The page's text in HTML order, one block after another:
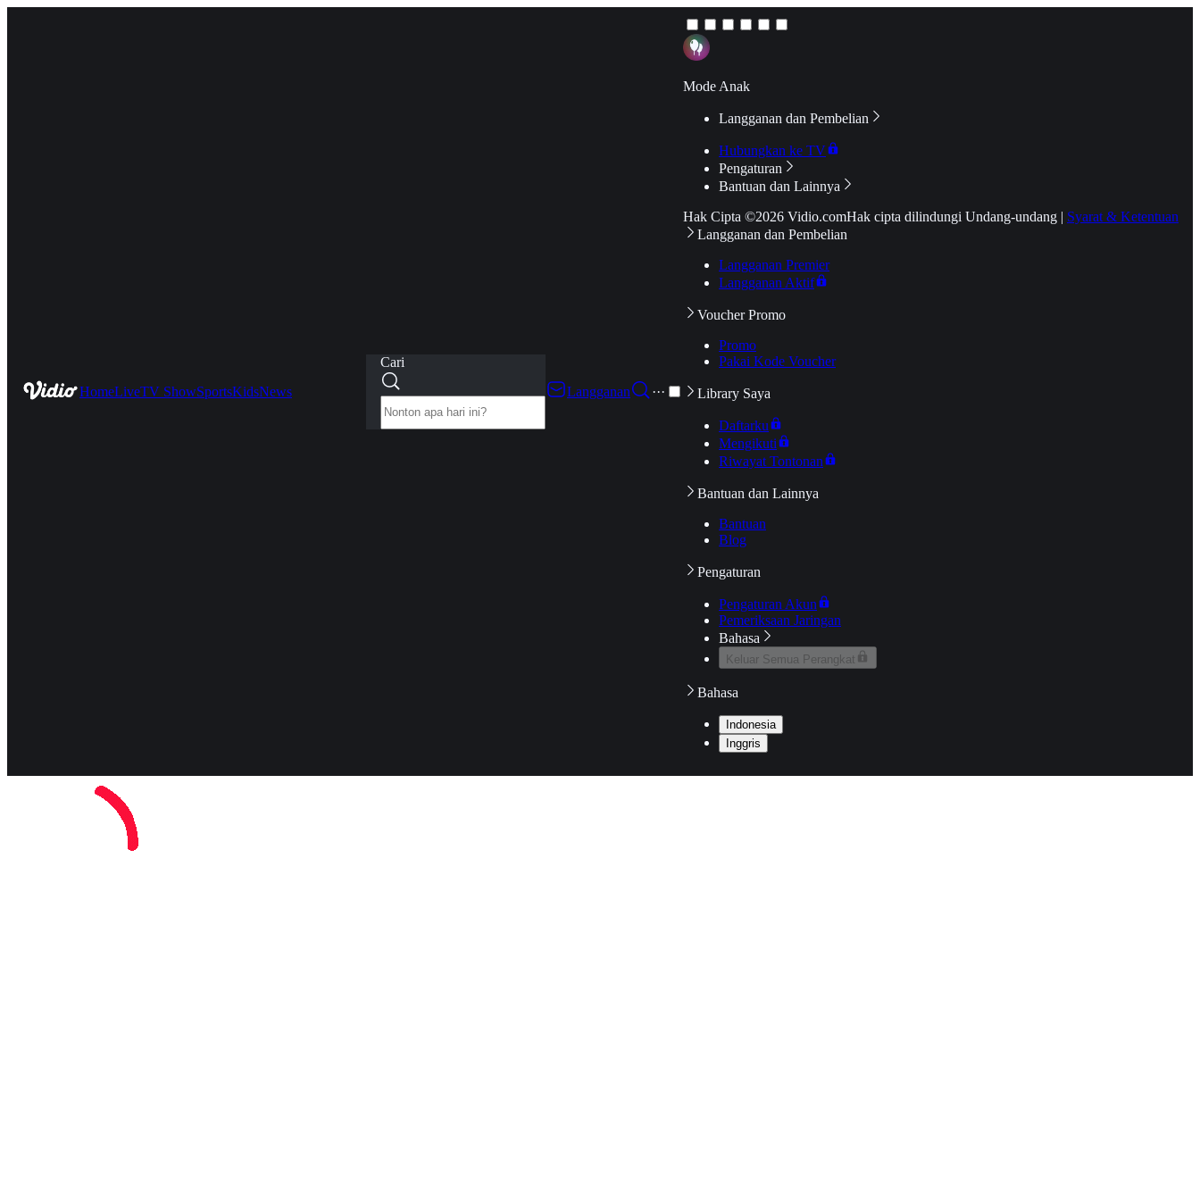
HomeLiveTV ShowSportsKidsNews
Cari
Langganan
···
Mode Anak
Langganan dan Pembelian
Hubungkan ke TV
Pengaturan
Bantuan dan Lainnya
Hak Cipta ©2026 Vidio.comHak cipta dilindungi Undang-undang | Syarat & Ketentuan
Langganan dan Pembelian
Langganan Premier
Langganan Aktif
Voucher Promo
Promo
Pakai Kode Voucher
Library Saya
Daftarku
Mengikuti
Riwayat Tontonan
Bantuan dan Lainnya
Bantuan
Blog
Pengaturan
Pengaturan Akun
Pemeriksaan Jaringan
Bahasa
Keluar Semua Perangkat
Bahasa
Indonesia
Inggris